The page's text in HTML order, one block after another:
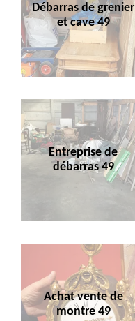
Débarras de grenier
et cave 49
Entreprise de
débarras 49
Achat vente de
montre 49